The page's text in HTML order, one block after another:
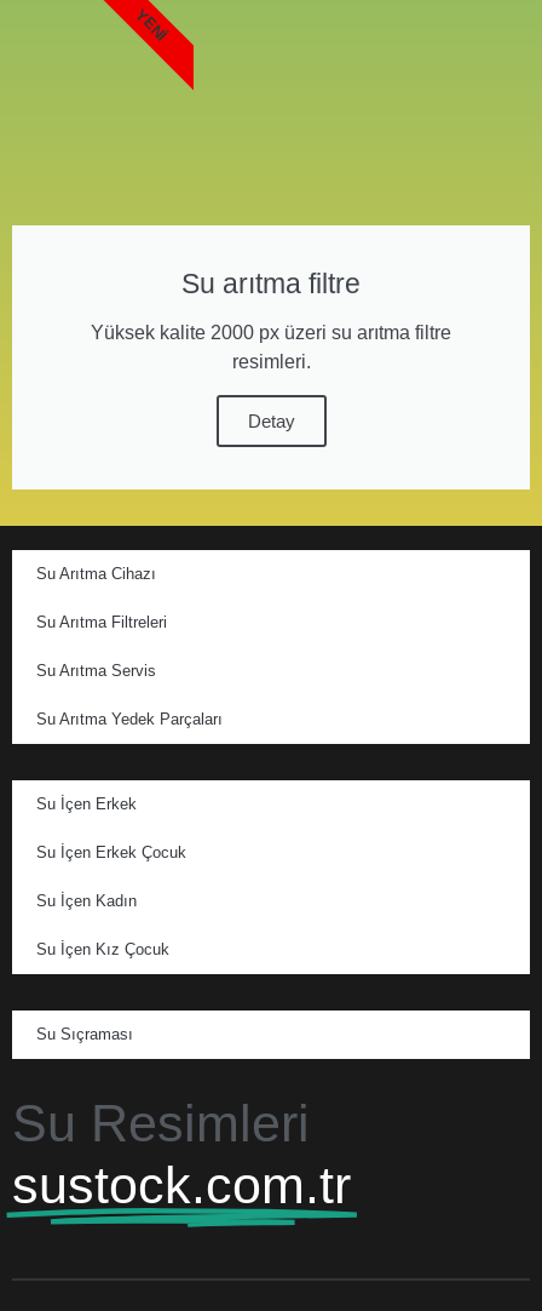
Su arıtma filtre
Yüksek kalite 2000 px üzeri su arıtma filtre
resimleri.
Detay
YENI
Su Arıtma Cihazı
Su Arıtma Filtreleri
Su Arıtma Servis
Su Arıtma Yedek Parçaları
Su İçen Erkek
Su İçen Erkek Çocuk
Su İçen Kadın
Su İçen Kız Çocuk
Su Sıçraması
Su Resimleri
sustock.com.tr